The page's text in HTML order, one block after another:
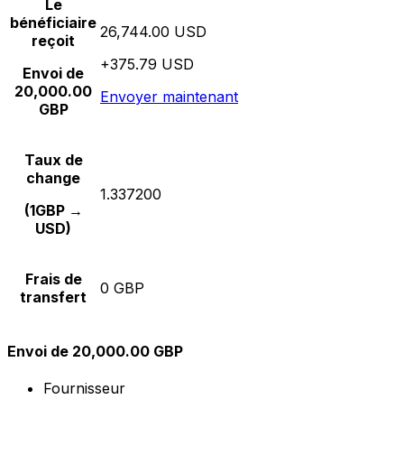
Le
bénéficiaire
reçoit
Envoi de
20,000.00
GBP
26,744.00 USD
+375.79 USD
Envoyer maintenant
Taux de
change
(1GBP →
USD)
1.337200
Frais de
transfert
0 GBP
Envoi de 20,000.00 GBP
Fournisseur